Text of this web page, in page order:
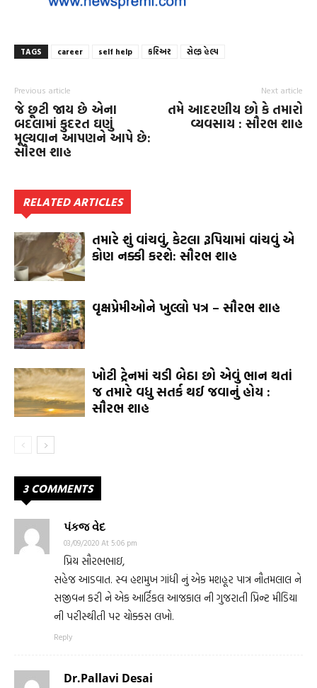
TAGS career self help કરિઅર સેલ્ફ હેલ્પ
Previous article
જે છૂટી જાય છે એના
બદલામાં કુદરત ઘણું
મૂલ્યવાન આપણને આપે છે:
સૌરભ શાહ
Next article
તમે આદરણીય છો કે તમારો
વ્યવસાય : સૌરભ શાહ
RELATED ARTICLES
તમારે શું વાંચવું, કેટલા રૂપિયામાં વાંચવું એ
કોણ નક્કી કરશે: સૌરભ શાહ
વૃક્ષપ્રેમીઓને ખુલ્લો પત્ર – સૌરભ શાહ
ખોટી ટ્રેનમાં ચડી બેઠા છો એવું ભાન થતાં
જ તમારે વધુ સતર્ક થઈ જવાનું હોય :
સૌરભ શાહ
3 COMMENTS
પંકજ વેદ
03/09/2020 At 5:06 pm
પ્રિય સૌરભભાઇ,
સહેજ આડવાત. સ્વ હશમુખ ગાંધી નું એક મશહૂર પાત્ર નૌતમલાલ ને
સજીવન કરી ને એક આર્ટિકલ આજકાલ ની ગુજરાતી પ્રિન્ટ મીડિયા
ની પરીસ્થીતી પર ચોક્કસ લખો.
Reply
Dr.Pallavi Desai